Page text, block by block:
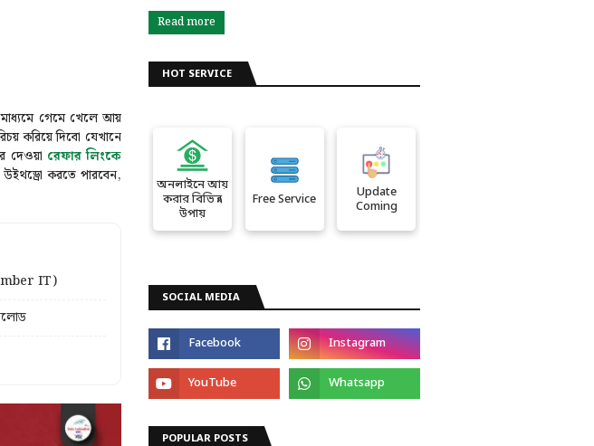
মাধ্যমে গেমে খেলে আয়
করিয়ে দিবো যেখানে
দেওয়া রেফার লিংকে
করতে পারবেন,
IT)
Read more
HOT SERVICE
অনলাইনে আয়
করার বিভিন্ন
উপায়
Free Service
Update
Coming
SOCIAL MEDIA
POPULAR POSTS